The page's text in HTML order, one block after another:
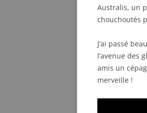
Australis, un
chouchoutés
J’ai passé
l’avenue des
amis un
merveille !